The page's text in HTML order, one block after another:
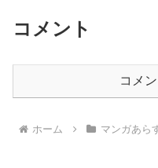
コメント
コメ
ホーム マンガあら